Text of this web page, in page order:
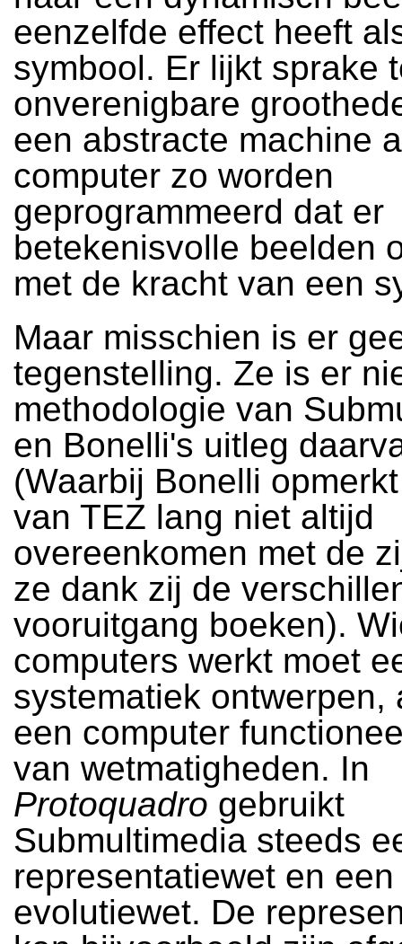
eenzelfde effect heeft
symbool. Er lijkt sprake
onverenigbare
een abstracte machine
computer zo worden
geprogrammeerd dat er
betekenisvolle beelden
met de kracht van een
Maar misschien is er
tegenstelling. Ze is er
methodologie van
en Bonelli's uitleg
(Waarbij Bonelli
van TEZ lang niet altijd
overeenkomen met de
ze dank zij de
vooruitgang boeken).
computers werkt moet
systematiek ontwerpen,
een computer
van wetmatigheden. In
Protoquadro gebruikt
Submultimedia steeds
representatiewet en een
evolutiewet. De